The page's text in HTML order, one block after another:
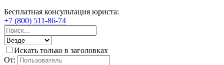
Бесплатная консультация юриста:
+7 (800) 511-86-74
Искать только в заголовках
От: